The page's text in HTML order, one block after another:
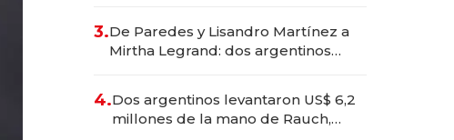
marcas "fast premium"
3.De Paredes y Lisandro Martínez a
Mirtha Legrand: dos argentinos
deportivo y el cuidado corporal
4.Dos argentinos levantaron US$ 6,2
millones de la mano de Rauch,